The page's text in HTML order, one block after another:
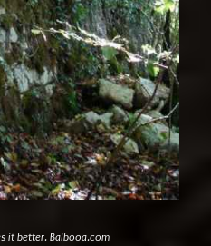
it better. Balbooa.com